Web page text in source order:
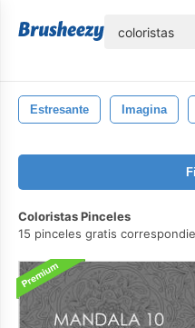
Estresante Imagina
Coloristas Pinceles
15 pinceles gratis